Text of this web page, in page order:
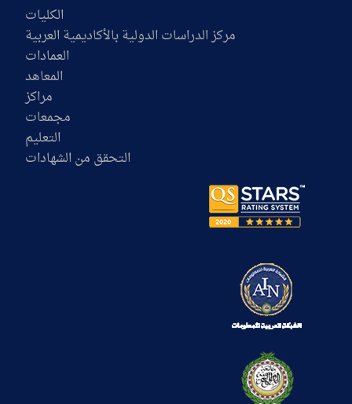
الكليات
مركز الدراسات الدولية بالأكاديمية العربية
العمادات
المعاهد
مراكز
مجمعات
التعليم
التحقق من الشهادات